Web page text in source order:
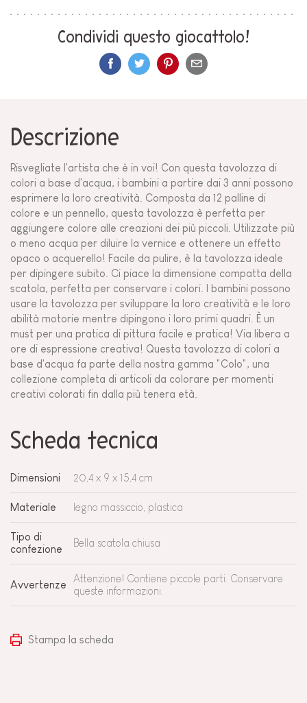
Condividi questo giocattolo!
Descrizione
Risvegliate l'artista che è in voi! Con questa tavolozza di
colori a base d'acqua, i bambini a partire dai 3 anni possono
esprimere la loro creatività. Composta da 12 palline di
colore e un pennello, questa tavolozza è perfetta per
aggiungere colore alle creazioni dei più piccoli. Utilizzate più
o meno acqua per diluire la vernice e ottenere un effetto
opaco o acquerello! Facile da pulire, è la tavolozza ideale
per dipingere subito. Ci piace la dimensione compatta della
scatola, perfetta per conservare i colori. I bambini possono
usare la tavolozza per sviluppare la loro creatività e le loro
abilità motorie mentre dipingono i loro primi quadri. È un
must per una pratica di pittura facile e pratica! Via libera a
ore di espressione creativa! Questa tavolozza di colori a
base d'acqua fa parte della nostra gamma "Colo", una
collezione completa di articoli da colorare per momenti
creativi colorati fin dalla più tenera età.
Scheda tecnica
Dimensioni 20,4 x 9 x 15,4 cm
Materiale legno massiccio, plastica
Tipo di
confezione
Bella scatola chiusa
Avvertenze
Attenzione! Contiene piccole parti. Conservare
queste informazioni.
Stampa la scheda